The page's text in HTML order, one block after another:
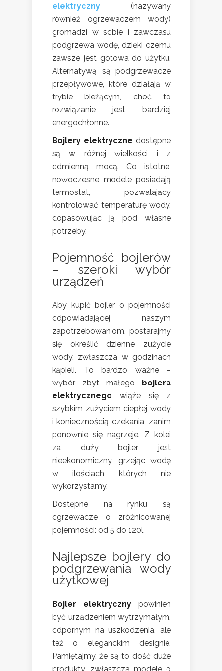
elektryczny (nazywany
również ogrzewaczem wody)
gromadzi w sobie i zawczasu
podgrzewa wodę, dzięki czemu
zawsze jest gotowa do użytku.
Alternatywą są podgrzewacze
przepływowe, które działają w
trybie bieżącym, choć to
rozwiązanie jest bardziej
energochłonne.
Bojlery elektryczne dostępne
są w różnej wielkości i z
odmienną mocą. Co istotne,
nowoczesne modele posiadają
termostat, pozwalający
kontrolować temperaturę wody,
dopasowując ją pod własne
potrzeby.
Pojemność bojlerów
– szeroki wybór
urządzeń
Aby kupić bojler o pojemności
odpowiadającej naszym
zapotrzebowaniom, postarajmy
się określić dzienne zużycie
wody, zwłaszcza w godzinach
kąpieli. To bardzo ważne –
wybór zbyt małego bojlera
elektrycznego wiąże się z
szybkim zużyciem ciepłej wody
i koniecznością czekania, zanim
ponownie się nagrzeje. Z kolei
za duży bojler jest
nieekonomiczny, grzejąc wodę
w ilościach, których nie
wykorzystamy.
Dostępne na rynku są
ogrzewacze o zróżnicowanej
pojemności: od 5 do 120l.
Najlepsze bojlery do
podgrzewania wody
użytkowej
Bojler elektryczny powinien
być urządzeniem wytrzymałym,
odpornym na uszkodzenia, ale
też o eleganckim designie.
Pamiętajmy, że są to dość duże
produkty, zwłaszcza modele o